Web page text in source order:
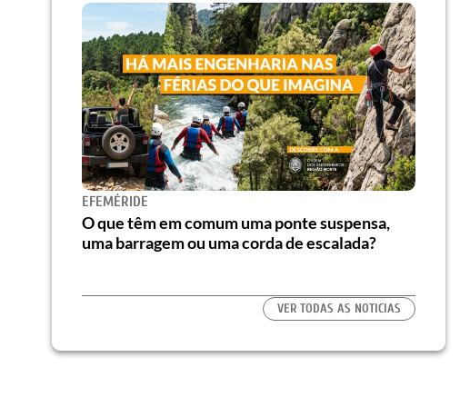
EFEMÉRIDE
O que têm em comum uma ponte suspensa,
uma barragem ou uma corda de escalada?
VER TODAS AS NOTICIAS